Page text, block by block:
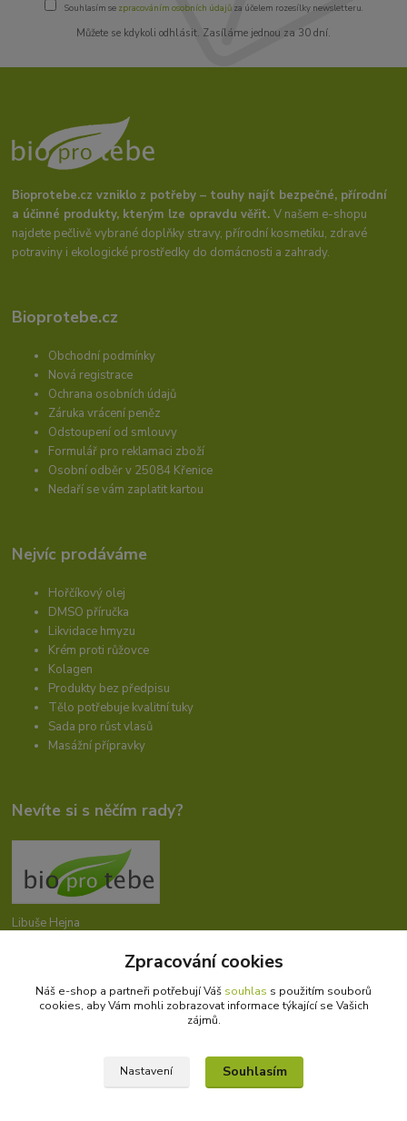
Souhlasím se zpracováním osobních údajůza účelem rozesílky newsletteru.
Můžete se kdykoli odhlásit. Zasíláme jednou za 30 dní.
Bioprotebe.cz vzniklo z potřeby – touhy najít bezpečné, přírodní
a účinné produkty, kterým lze opravdu věřit.V našem e-shopu
najdete pečlivě vybrané doplňky stravy, přírodní kosmetiku, zdravé
potraviny i ekologické prostředky do domácnosti a zahrady.
Bioprotebe.cz
Obchodní podmínky
Nová registrace
Ochrana osobních údajů
Záruka vrácení peněz
Odstoupení od smlouvy
Formulář pro reklamaci zboží
Osobní odběr v 25084 Křenice
Nedaří se vám zaplatit kartou
Nejvíc prodáváme
Hořčíkový olej
DMSO příručka
Likvidace hmyzu
Krém proti růžovce
Kolagen
Produkty bez předpisu
Tělo potřebuje kvalitní tuky
Sada pro růst vlasů
Masážní přípravky
Nevíte si s něčím rady?
Libuše Hejna
info@bioprotebe.cz
Zpracování cookies
Náš e-shop a partneři potřebují Váš souhlas s použitím souborů
cookies, aby Vám mohli zobrazovat informace týkající se Vašich
zájmů.
Nastavení Souhlasím